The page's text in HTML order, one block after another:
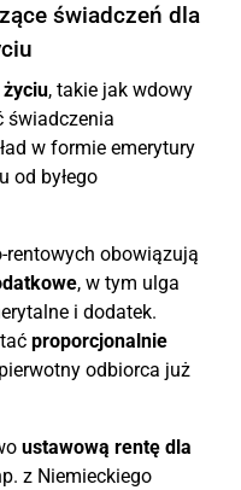
świadczeń dla
życiu, takie jak wdowy
świadczenia
w formie emerytury
od byłego
rentowych obowiązują
, w tym ulga
i dodatek.
proporcjonalnie
odbiorca już
ustawową rentę dla
z Niemieckiego